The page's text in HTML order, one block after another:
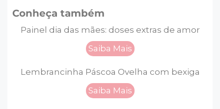
Conheça também
Painel dia das mães: doses extras de amor
Saiba Mais
Lembrancinha Páscoa Ovelha com bexiga
Saiba Mais